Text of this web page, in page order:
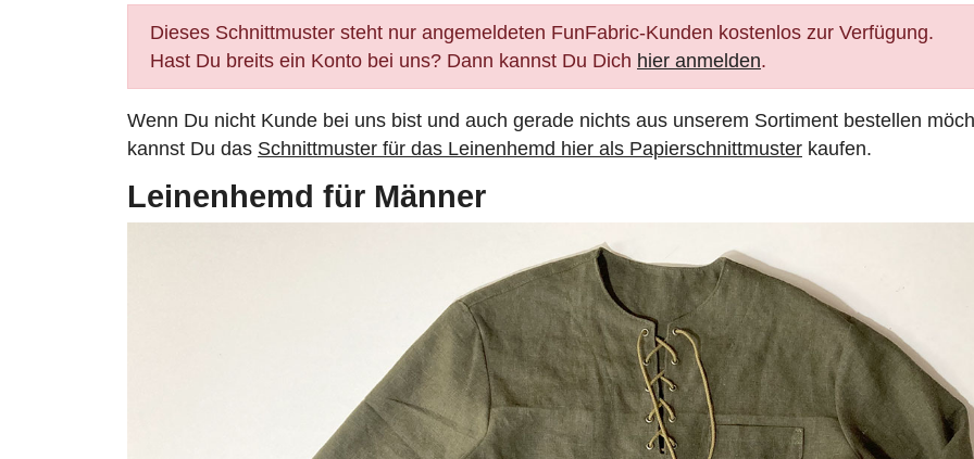
Dieses Schnittmuster steht nur angemeldeten FunFabric-Kunden kostenlos zur Verfügung.
Hast Du breits ein Konto bei uns? Dann kannst Du Dich hier anmelden.
Wenn Du nicht Kunde bei uns bist und auch gerade nichts aus unserem Sortiment bestellen
kannst Du das Schnittmuster für das Leinenhemd hier als Papierschnittmuster kaufen.
Leinenhemd für Männer